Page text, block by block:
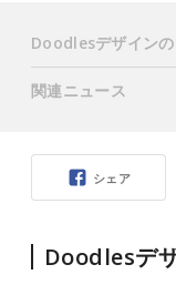
シェア
Doodlesデ
Doodlesデザイン
関連ニュース